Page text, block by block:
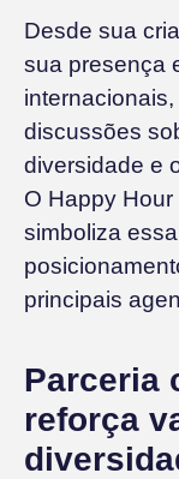
Desde sua
sua presença
discussões
diversidade e
O Happy
simboliza
principais
Parceria
reforça